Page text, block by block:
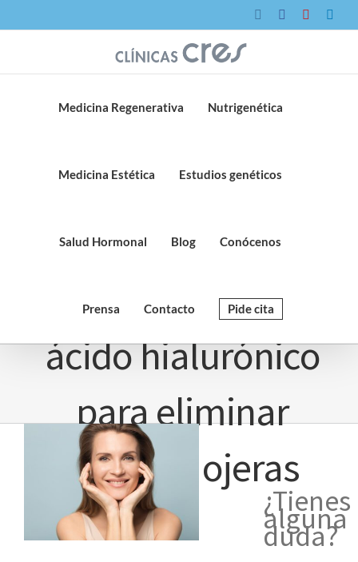
al
InstagramFacebookYouTube
Medicina Regenerativa Nutrigenética
Medicina Estética Estudios genéticos
Salud Hormonal Blog Conócenos
Prensa Contacto Pide cita
Carboxiterapia y
ácido hialurónico
para eliminar
bolsas y ojeras
¿Tienes
alguna
duda?